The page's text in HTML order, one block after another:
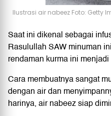
Ilustrasi air nabeez Foto: Getty
Saat ini dikenal sebagai
Rasulullah SAW minuman
rendaman kurma ini
Cara membuatnya sangat
dengan air dan
harinya, air nabeez siap